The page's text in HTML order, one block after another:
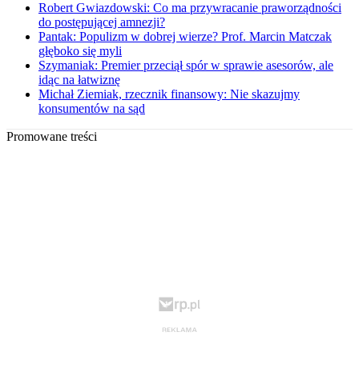
Robert Gwiazdowski: Co ma przywracanie praworządności
do postępującej amnezji?
Pantak: Populizm w dobrej wierze? Prof. Marcin Matczak
głęboko się myli
Szymaniak: Premier przeciął spór w sprawie asesorów, ale
idąc na łatwiznę
Michał Ziemiak, rzecznik finansowy: Nie skazujmy
konsumentów na sąd
Promowane treści